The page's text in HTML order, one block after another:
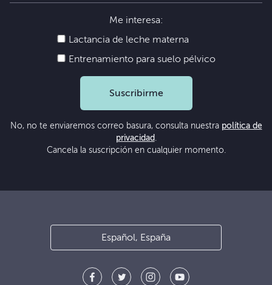
Me interesa:
Lactancia de leche materna
Entrenamiento para suelo pélvico
Suscribirme
No, no te enviaremos correo basura, consulta nuestra política de
privacidad
Cancela la suscripción en cualquier momento.
Español, España